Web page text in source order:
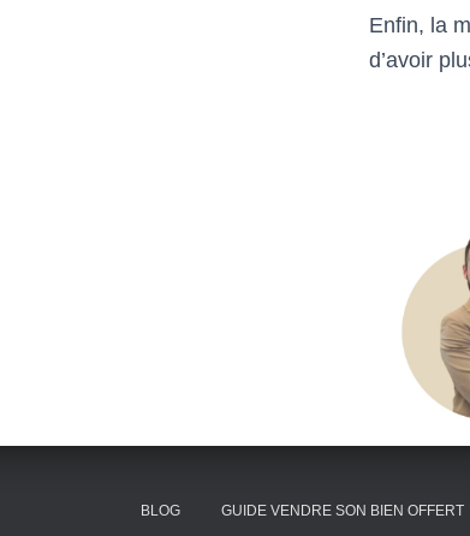
Enfin, la
d’avoir
BLOG GUIDE VENDRE SON BIEN OFFERT